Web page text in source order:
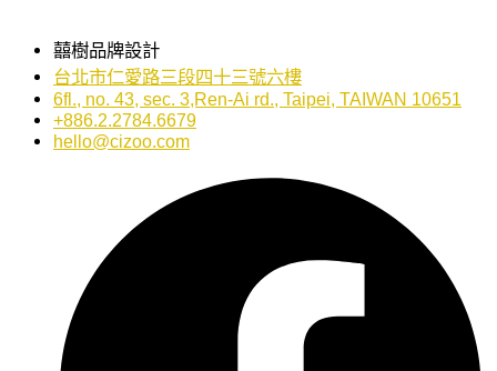
囍樹品牌設計
台北市仁愛路三段四十三號六樓
6fl., no. 43, sec. 3,Ren-Ai rd., Taipei, TAIWAN 10651
+886.2.2784.6679
hello@cizoo.com